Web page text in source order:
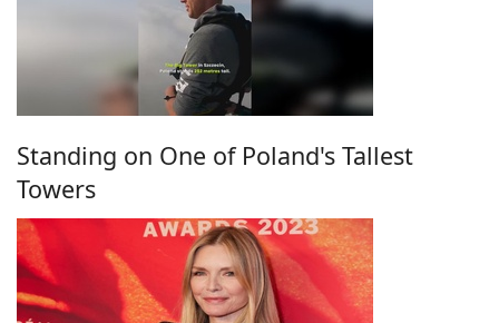
Standing on One of Poland's Tallest
Towers